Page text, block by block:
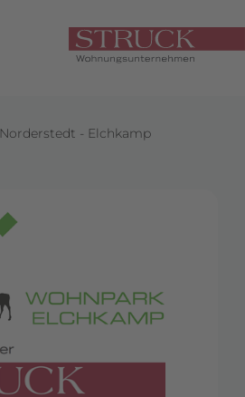
Norderstedt - Elchkamp